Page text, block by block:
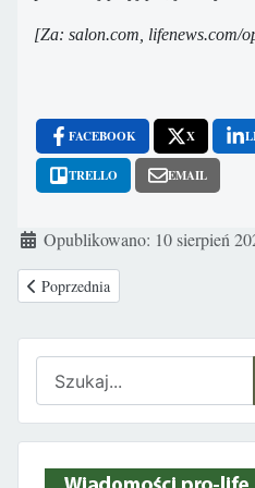
[Za: salon.com, lifenews.com/
FACEBOOK X
TRELLO EMAIL
Szczegóły
Opublikowano: 10 sierpień
Poprzednia strona: Na ekrany
Poprzednia